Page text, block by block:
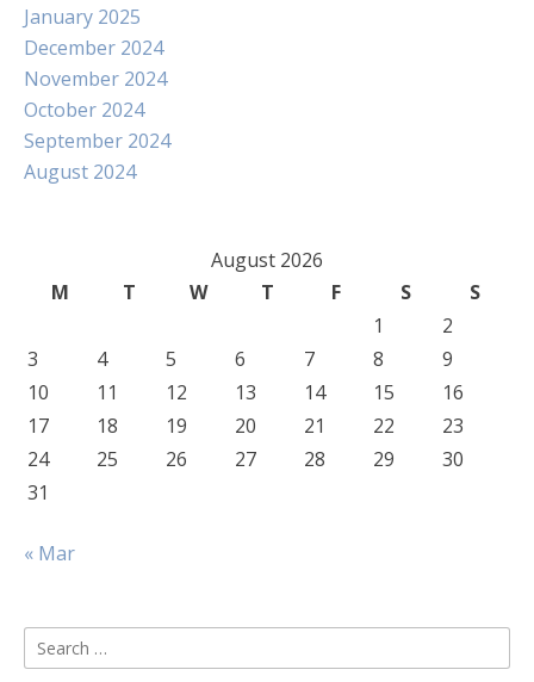
January 2025
December 2024
November 2024
October 2024
September 2024
August 2024
August 2026
M
T W T F S
S
1
2
3
4 5 6 7 8
9
10
11 12 13 14 15
16
17
18 19 20 21 22
23
24
25 26 27 28 29
30
31
« Mar
Search
for: